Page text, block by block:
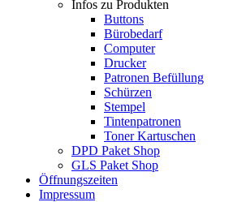
Infos zu Produkten
Buttons
Bürobedarf
Computer
Drucker
Patronen Befüllung
Schürzen
Stempel
Tintenpatronen
Toner Kartuschen
DPD Paket Shop
GLS Paket Shop
Öffnungszeiten
Impressum